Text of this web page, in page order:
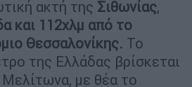
ακτή της Σιθωνίας,
και 112χλμ από το
Θεσσαλονίκης. Το
της Ελλάδας βρίσκεται
Μελίτωνα, με θέα το